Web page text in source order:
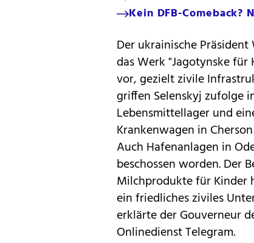
Kein DFB-
Der ukrainische
das Werk "Jagotynske
vor, gezielt zivile
griffen Selenskyj zufolge
Lebensmittellager und
Krankenwagen in
Auch Hafenanlagen in
beschossen worden. Der
Milchprodukte für Kinder
ein friedliches ziviles
erklärte der Gouverneur
Onlinedienst Telegram.